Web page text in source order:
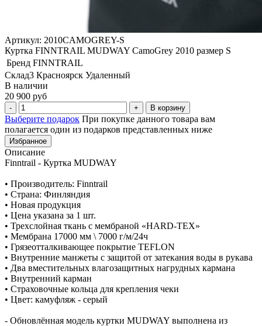
Артикул: 2010CAMOGREY-S
Куртка FINNTRAIL MUDWAY CamoGrey 2010 размер S
Бренд FINNTRAIL
Склад3 Красноярск Удаленный
В наличии
20 900 руб
В корзину
Выберите подарок При покупке данного товара вам
полагается один из подарков представленных ниже
Избранное
Описание
Finntrail - Куртка MUDWAY
• Производитель: Finntrail
• Страна: Финляндия
• Новая продукция
• Цена указана за 1 шт.
• Трехслойная ткань с мембраной «HARD-TEX»
• Мембрана 17000 мм \ 7000 г/м/24ч
• Грязеотталкивающее покрытие TEFLON
• Внутренние манжеты с защитой от затекания воды в рукава
• Два вместительных влагозащитных нагрудных кармана
• Внутренний карман
• Страховочные кольца для крепления чеки
• Цвет: камуфляж - cерый
- Обновлённая модель куртки MUDWAY выполнена из